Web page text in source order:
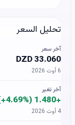
تحليل السعر
آخر سعر
33.060 DZD
6 أوت 2026
آخر تغير
+1.480 DZD (+4.69%)
4 أوت 2026